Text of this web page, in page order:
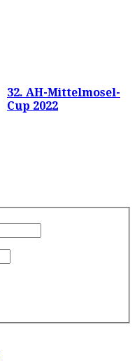
32. AH-Mittelmosel-
Cup 2022